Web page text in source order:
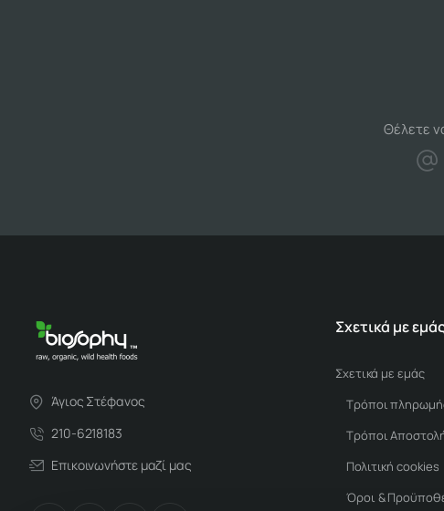
Θέλετε
Άγιος Στέφανος
210-6218183
Επικοινωνήστε μαζί μας
Σχετικά με
Σχετικά με εμάς
Τρόποι
Τρόποι
Πολιτική cookies
Όροι &